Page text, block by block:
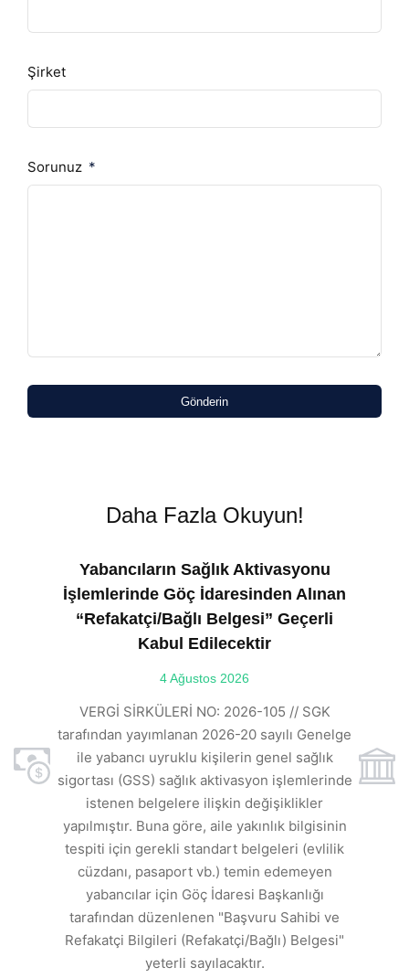
Şirket
Sorunuz
Gönderin
Daha Fazla Okuyun!
Yabancıların Sağlık Aktivasyonu
İşlemlerinde Göç İdaresinden Alınan
“Refakatçi/Bağlı Belgesi” Geçerli
Kabul Edilecektir
4 Ağustos 2026
VERGİ SİRKÜLERİ NO: 2026-105 // SGK
tarafından yayımlanan 2026-20 sayılı Genelge
ile yabancı uyruklu kişilerin genel sağlık
sigortası (GSS) sağlık aktivasyon işlemlerinde
istenen belgelere ilişkin değişiklikler
yapılmıştır. Buna göre, aile yakınlık bilgisinin
tespiti için gerekli standart belgeleri (evlilik
cüzdanı, pasaport vb.) temin edemeyen
yabancılar için Göç İdaresi Başkanlığı
tarafından düzenlenen "Başvuru Sahibi ve
Refakatçi Bilgileri (Refakatçi/Bağlı) Belgesi"
yeterli sayılacaktır.